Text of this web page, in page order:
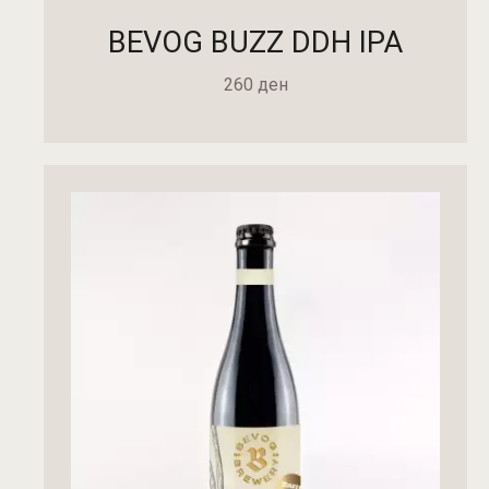
BEVOG BUZZ DDH IPA
260 ден
ДОДАДИ ВО КОШНИЧКА